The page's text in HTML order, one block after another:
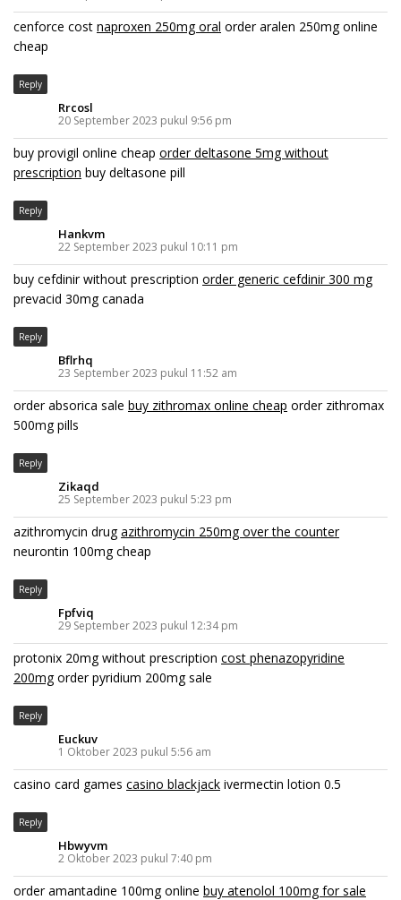
cenforce cost naproxen 250mg oral order aralen 250mg online
cheap
Reply
Rrcosl
20 September 2023 pukul 9:56 pm
buy provigil online cheap order deltasone 5mg without
prescription buy deltasone pill
Reply
Hankvm
22 September 2023 pukul 10:11 pm
buy cefdinir without prescription order generic cefdinir 300 mg
prevacid 30mg canada
Reply
Bflrhq
23 September 2023 pukul 11:52 am
order absorica sale buy zithromax online cheap order zithromax
500mg pills
Reply
Zikaqd
25 September 2023 pukul 5:23 pm
azithromycin drugazithromycin 250mg over the counter
neurontin 100mg cheap
Reply
Fpfviq
29 September 2023 pukul 12:34 pm
protonix 20mg without prescription cost phenazopyridine
200mgorder pyridium 200mg sale
Reply
Euckuv
1 Oktober 2023 pukul 5:56 am
casino card games casino blackjack ivermectin lotion 0.5
Reply
Hbwyvm
2 Oktober 2023 pukul 7:40 pm
order amantadine 100mg online buy atenolol 100mg for sale